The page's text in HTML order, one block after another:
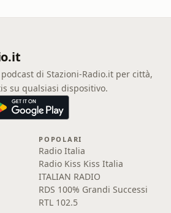
di Stazioni-Radio.it per città,
su qualsiasi dispositivo.
POPOLARI
Radio Italia
Radio Kiss Kiss Italia
ITALIAN RADIO
RDS 100% Grandi Successi
RTL 102.5